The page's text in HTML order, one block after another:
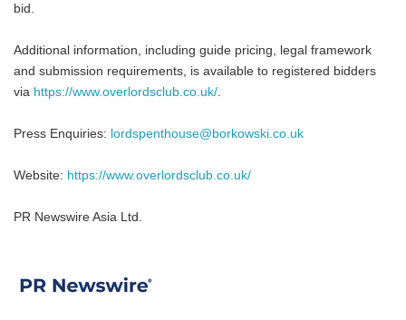
bid.
Additional information, including guide pricing, legal framework
and submission requirements, is available to registered bidders
via https://www.overlordsclub.co.uk/
Press Enquiries: lordspenthouse@borkowski.co.uk
Website: https://www.overlordsclub.co.uk/
PR Newswire Asia Ltd.